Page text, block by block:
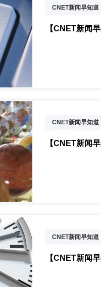
CNET新闻早知道
【CNET新闻
CNET新闻早知道
【CNET新闻
CNET新闻早知道
【CNET新闻